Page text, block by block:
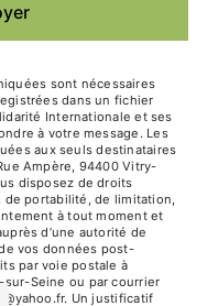
sont nécessaires
dans un fichier
Internationale et ses
à votre message. Les
aux seuls destinataires
Ampère, 94400 Vitry-
disposez de droits
de portabilité, de limitation,
à tout moment et
d’une autorité de
vos données post-
par voie postale à
Seine ou par courrier
Un justificatif